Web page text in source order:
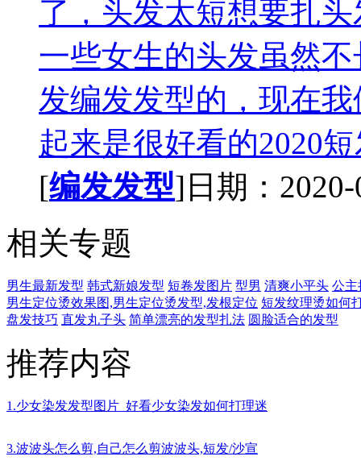
了，头发太短想要扎
一些女生的头发虽然
发编发发型的，现在
起来是很好看的2020
[编发发型]日期：2020-
相关专题
男生最新发型 韩式新娘发型 短卷发图片 型男 清爽小平头 公主
男生定位烫效果图,男生定位烫发型,发根定位 短发纹理烫如何
盘发技巧 直发丸子头 简单漂亮的发型扎法 圆脸适合的发型
推荐内容
1.少女染发发型图片_好看少女染发如何打理迷
3.波波头怎么剪,自己怎么剪波波头,短发/沙宣